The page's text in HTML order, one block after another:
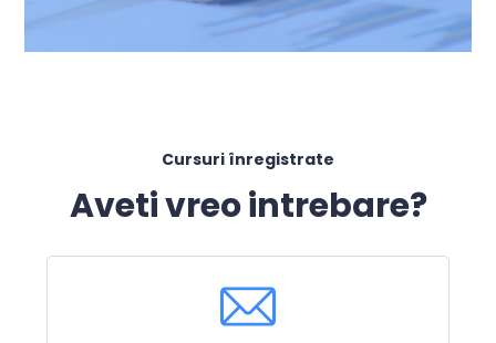
Cursuri înregistrate
Aveti vreo intrebare?